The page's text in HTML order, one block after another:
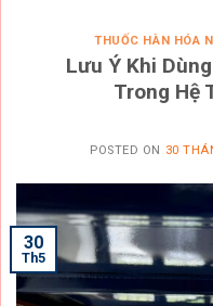
THUỐC HÀN HÓA
Lưu Ý Khi
Trong Hệ
POSTED ON 30
30
Th5